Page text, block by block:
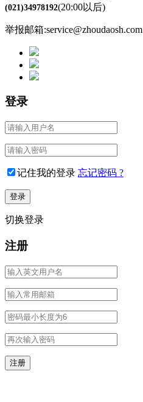
(021)34978192(20:00以后)
举报邮箱:service@zhoudaosh.com
登录
记住我的登录 忘记密码 ?
切换登录
注册